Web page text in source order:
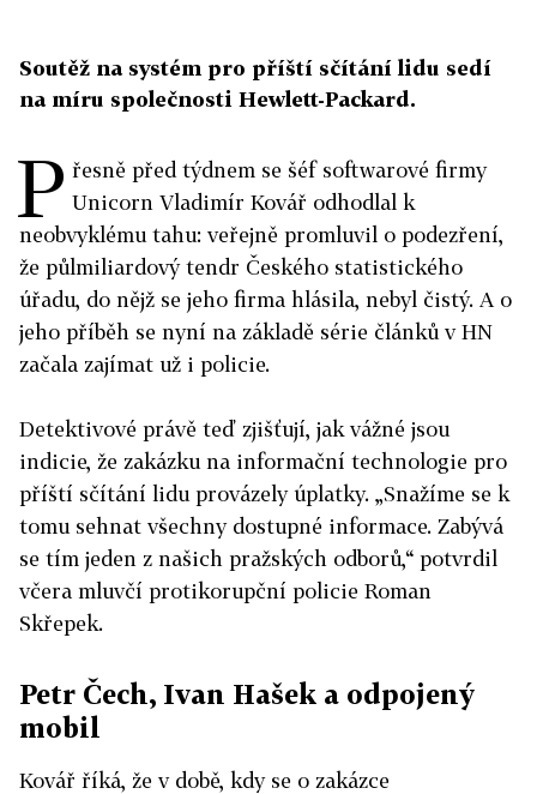
Soutěž na systém pro příští sčítání lidu sedí
na míru společnosti Hewlett-Packard.
P řesně před týdnem se šéf softwarové firmy
Unicorn Vladimír Kovář odhodlal k
neobvyklému tahu: veřejně promluvil o podezření,
že půlmiliardový tendr Českého statistického
úřadu, do nějž se jeho firma hlásila, nebyl čistý. A o
jeho příběh se nyní na základě série článků v HN
začala zajímat už i policie.
Detektivové právě teď zjišťují, jak vážné jsou
indicie, že zakázku na informační technologie pro
příští sčítání lidu provázely úplatky. „Snažíme se k
tomu sehnat všechny dostupné informace. Zabývá
se tím jeden z našich pražských odborů,“ potvrdil
včera mluvčí protikorupční policie Roman
Skřepek.
Petr Čech, Ivan Hašek a odpojený
mobil
Kovář říká, že v době, kdy se o zakázce